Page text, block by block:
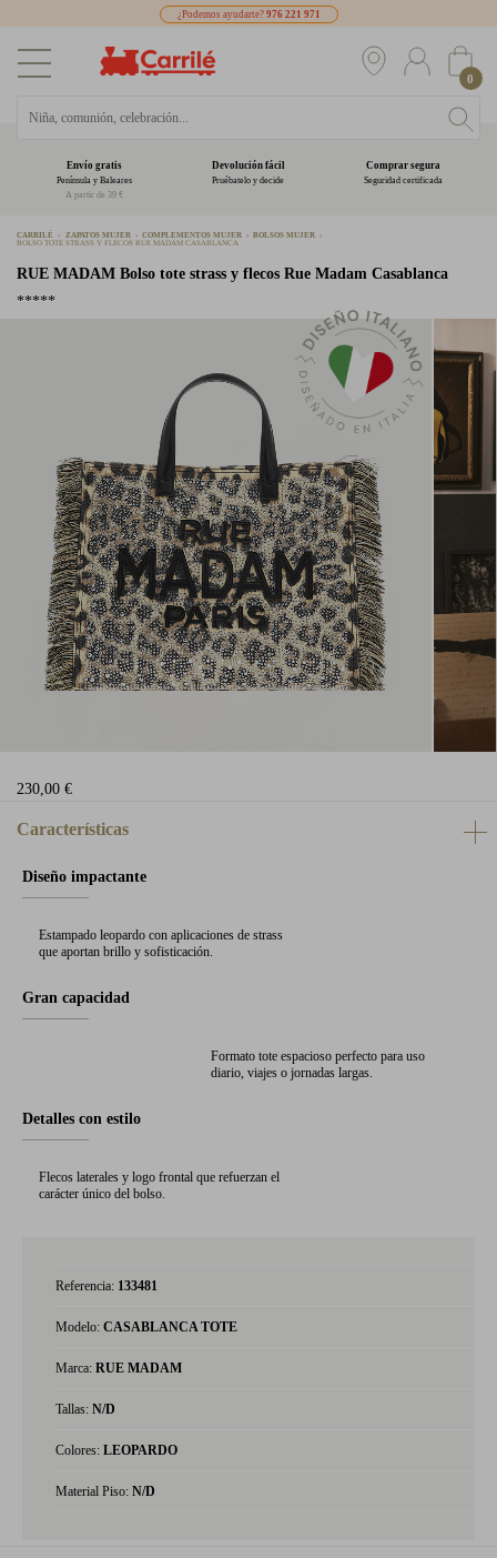
¿Podemos ayudarte? 976 221 971
0
Envío gratis
Península y Baleares
A partir de 39 €
Devolución fácil
Pruébatelo y decide
Comprar segura
Seguridad certificada
CARRILÉ ZAPATOS MUJER COMPLEMENTOS MUJER
BOLSOS MUJER
BOLSO TOTE STRASS Y FLECOS RUE MADAM CASABLANCA
RUE MADAM Bolso tote strass y flecos Rue Madam Casablanca
*****
230,00 €
Características
Diseño impactante
Estampado leopardo con aplicaciones de strass
que aportan brillo y sofisticación.
Gran capacidad
Formato tote espacioso perfecto para uso
diario, viajes o jornadas largas.
Detalles con estilo
Flecos laterales y logo frontal que refuerzan el
carácter único del bolso.
Referencia: 133481
Modelo: CASABLANCA TOTE
Marca: RUE MADAM
Tallas: N/D
Colores: LEOPARDO
Material Piso: N/D